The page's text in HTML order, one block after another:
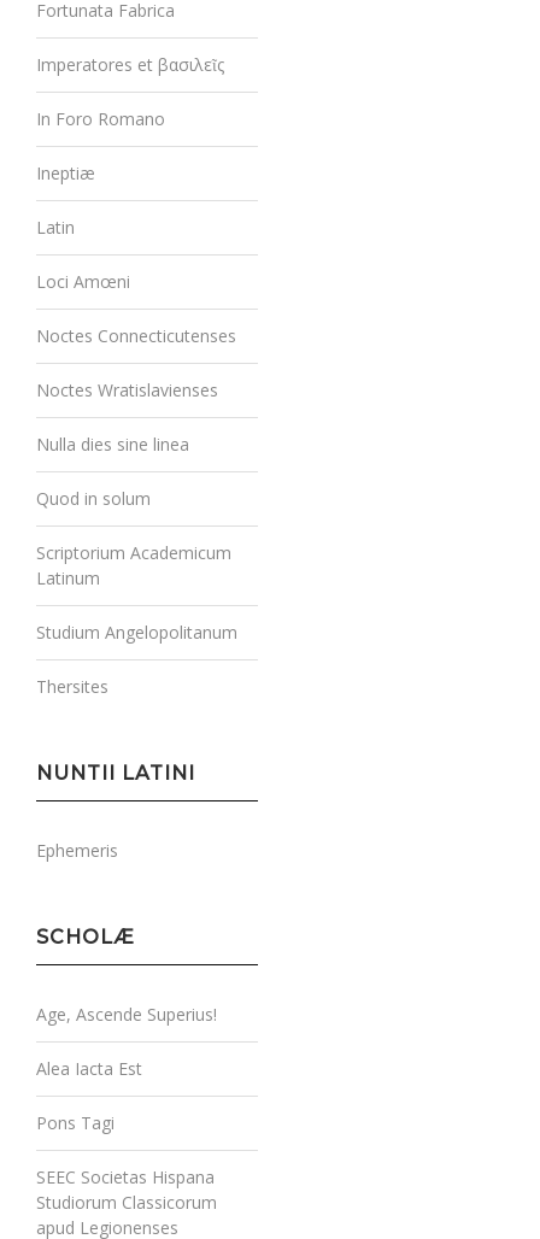
Fortunata Fabrica
Imperatores et βασιλεῖς
In Foro Romano
Ineptiæ
Latin
Loci Amœni
Noctes Connecticutenses
Noctes Wratislavienses
Nulla dies sine linea
Quod in solum
Scriptorium Academicum
Latinum
Studium Angelopolitanum
Thersites
NUNTII LATINI
Ephemeris
SCHOLÆ
Age, Ascende Superius!
Alea Iacta Est
Pons Tagi
SEEC Societas Hispana
Studiorum Classicorum
apud Legionenses